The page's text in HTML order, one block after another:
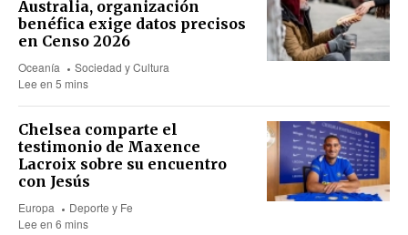
Australia, organización
benéfica exige datos precisos
en Censo 2026
Oceanía
Sociedad y Cultura
Lee en 5 mins
Chelsea comparte el
testimonio de Maxence
Lacroix sobre su encuentro
con Jesús
Europa
Deporte y Fe
Lee en 6 mins